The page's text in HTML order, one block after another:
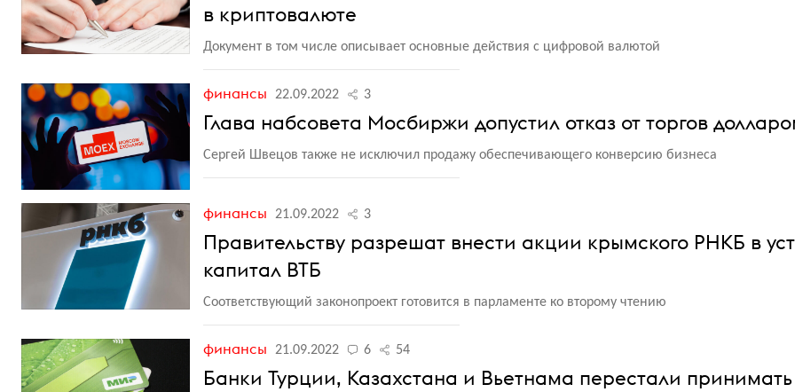
в криптовалюте
Документ в том числе описывает основные действия с цифровой валютой
финансы 22.09.2022 3
Глава набсовета Мосбиржи допустил отказ от торгов
Сергей Швецов также не исключил продажу обеспечивающего конверсию бизнеса
финансы 21.09.2022 3
Правительству разрешат внести акции крымского РНКБ в
капитал ВТБ
Соответствующий законопроект готовится в парламенте ко второму чтению
финансы 21.09.2022 6 54
Банки Турции, Казахстана и Вьетнама перестали